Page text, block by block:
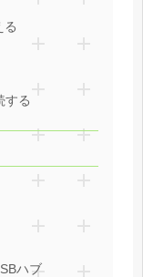
る
する
ハブ